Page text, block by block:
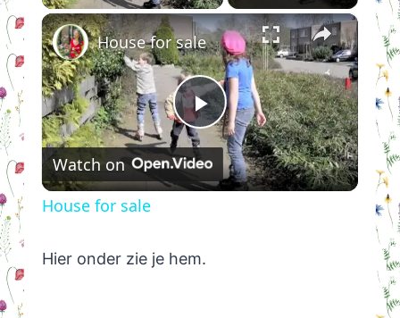
×
Play
Video
House for sale
Watch on
House for sale
Hier onder zie je hem.